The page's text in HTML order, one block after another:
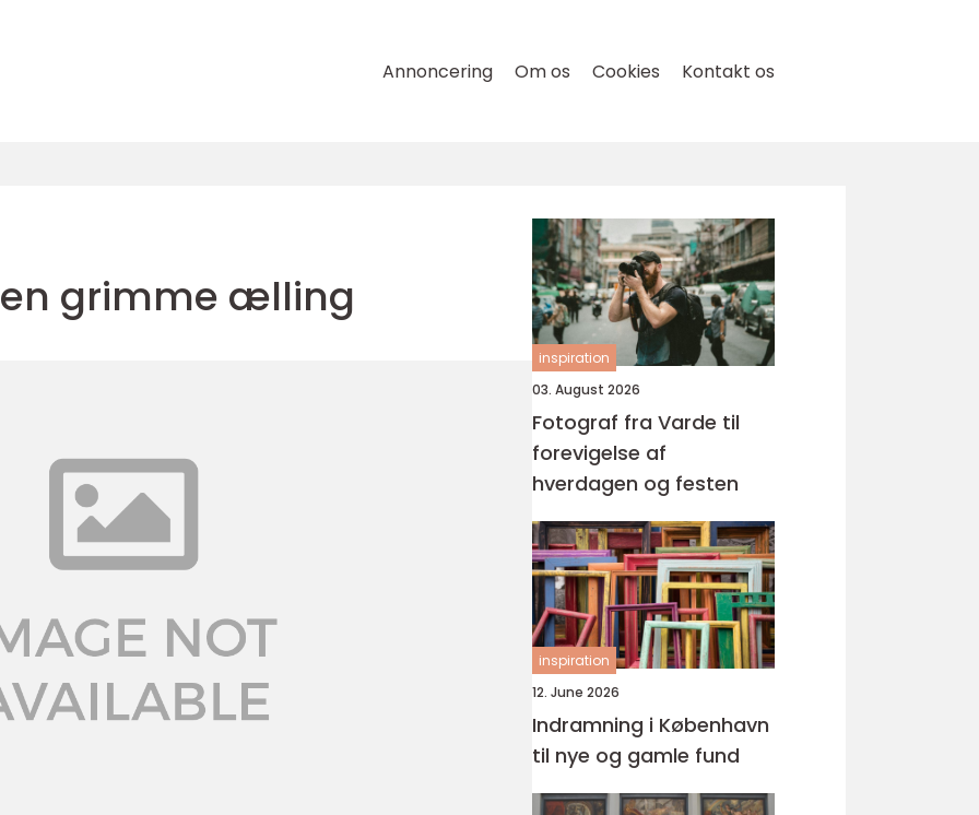
Annoncering Om os Cookies Kontakt os
grimme ælling
inspiration
03. August 2026
Fotograf fra Varde til
forevigelse af
hverdagen og festen
inspiration
12. June 2026
Indramning i København
til nye og gamle fund